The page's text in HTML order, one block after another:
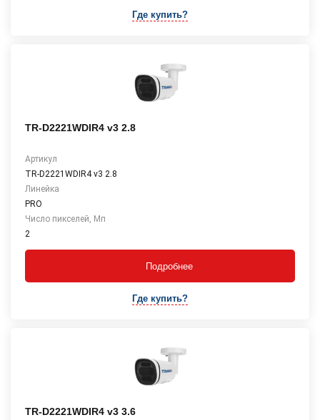
Где купить?
TR-D2221WDIR4 v3 2.8
Артикул
TR-D2221WDIR4 v3 2.8
Линейка
PRO
Число пикселей, Мп
2
Подробнее
Где купить?
TR-D2221WDIR4 v3 3.6